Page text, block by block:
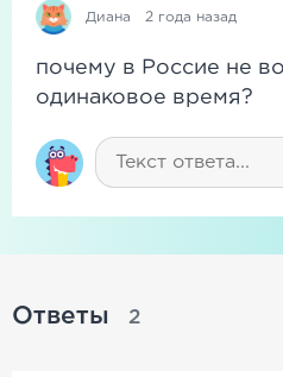
Диана 2 года назад
почему в Россие не
одинаковое время?
Ответы 2